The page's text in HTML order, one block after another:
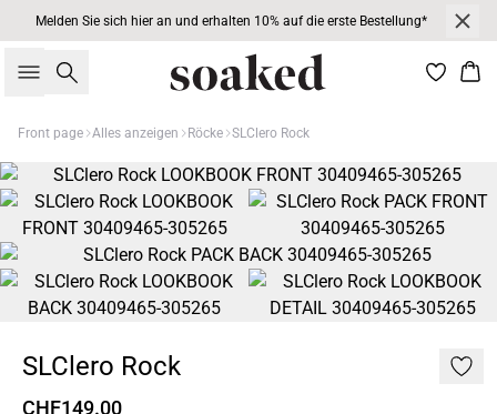
Melden Sie sich hier an und erhalten 10% auf die erste Bestellung*
Suche
Front page Alles anzeigen Röcke SLClero Rock
SLClero Rock
CHF149.00